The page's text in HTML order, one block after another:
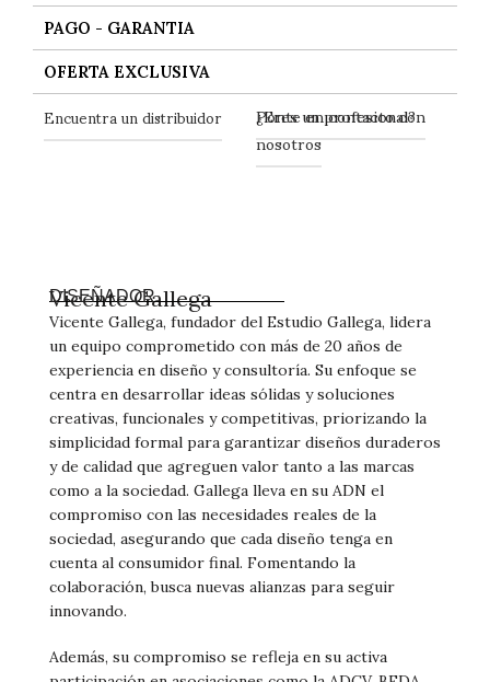
PAGO - GARANTIA
OFERTA EXCLUSIVA
Encuentra un distribuidor ¿Eres un profesional?
Ponte en contacto con
nosotros
Vicente Gallega
DISEÑADOR
Vicente Gallega, fundador del Estudio Gallega, lidera
un equipo comprometido con más de 20 años de
experiencia en diseño y consultoría. Su enfoque se
centra en desarrollar ideas sólidas y soluciones
creativas, funcionales y competitivas, priorizando la
simplicidad formal para garantizar diseños duraderos
y de calidad que agreguen valor tanto a las marcas
como a la sociedad. Gallega lleva en su ADN el
compromiso con las necesidades reales de la
sociedad, asegurando que cada diseño tenga en
cuenta al consumidor final. Fomentando la
colaboración, busca nuevas alianzas para seguir
innovando.
Además, su compromiso se refleja en su activa